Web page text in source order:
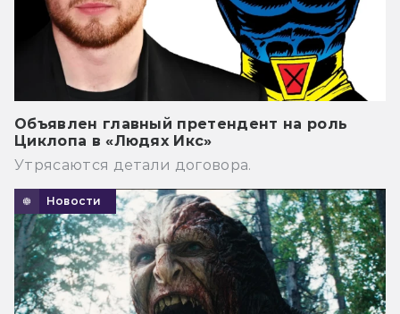
Объявлен главный претендент на роль
Циклопа в «Людях Икс»
Утрясаются детали договора.
Новости